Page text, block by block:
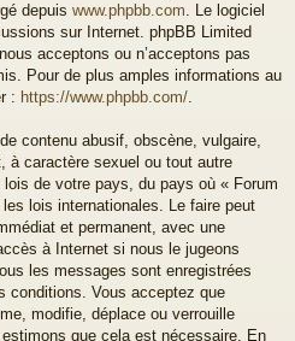
depuis www.phpbb.com. Le logiciel
sur Internet. phpBB Limited
acceptons ou n’acceptons pas
Pour de plus amples informations au
: https://www.phpbb.com/.
contenu abusif, obscène, vulgaire,
à caractère sexuel ou tout autre
de votre pays, du pays où « Forum
lois internationales. Le faire peut
et permanent, avec une
à Internet si nous le jugeons
les messages sont enregistrées
conditions. Vous acceptez que
modifie, déplace ou verrouille
que cela est nécessaire. En